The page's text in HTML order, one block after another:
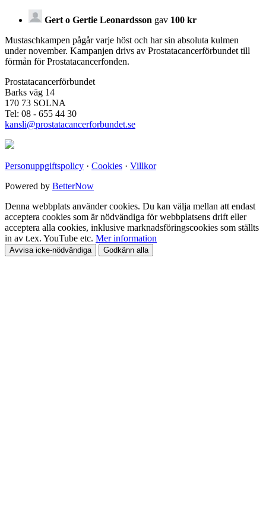
Gert o Gertie Leonardsson gav 100 kr
Mustaschkampen pågår varje höst och har sin absoluta kulmen
under november. Kampanjen drivs av Prostata­cancerförbundet till
förmån för Prostata­cancerfonden.
Prostatacancerförbundet
Barks väg 14
170 73 SOLNA
Tel: 08 - 655 44 30
kansli@prostatacancerforbundet.se
Personuppgiftspolicy · Cookies · Villkor
Powered by BetterNow
Denna webbplats använder cookies. Du kan välja mellan att endast
acceptera cookies som är nödvändiga för webbplatsens drift eller
acceptera alla cookies, inklusive marknadsföringscookies som ställts
in av t.ex. YouTube etc. Mer information
Avvisa icke-nödvändiga Godkänn alla